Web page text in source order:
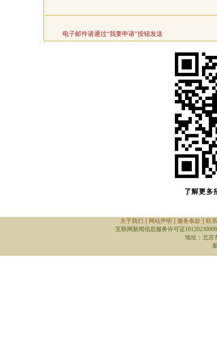
电子邮件请通过“我要申请”按钮发送
关于我们 网站声明 服务条款
联
互联网新闻信息服务许可证10120230008
地址：北京